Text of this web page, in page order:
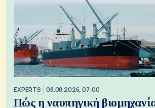
EXPERTS 08.08.2026, 07:00
Πώς η ναυπηγική